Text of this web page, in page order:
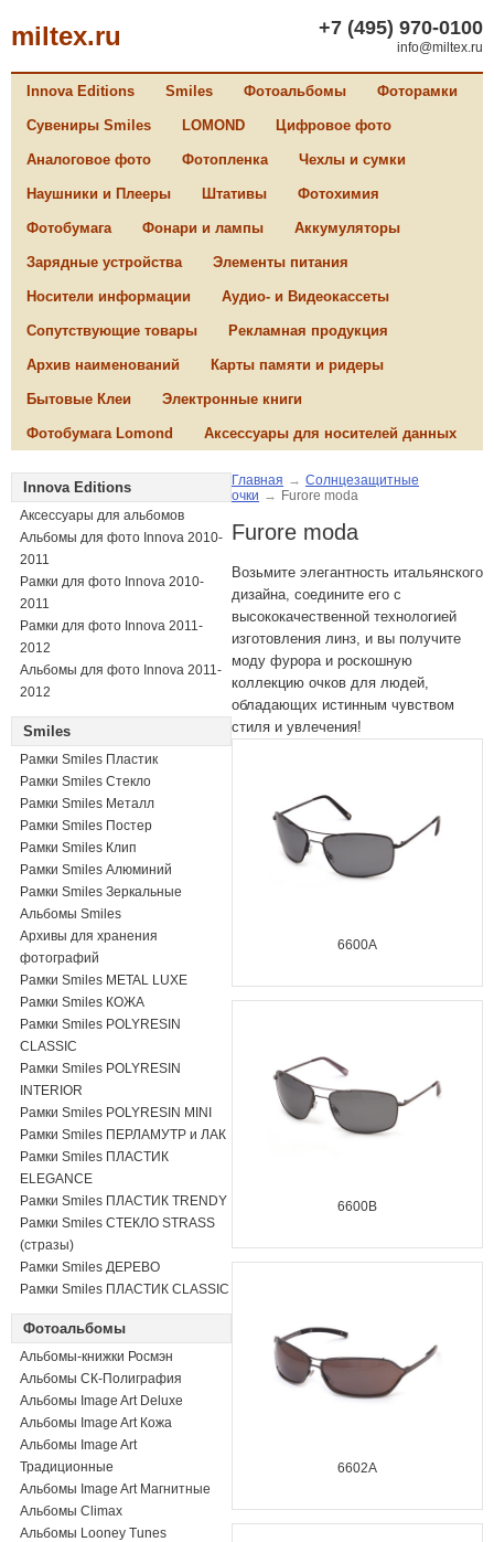
miltex.ru +7 (495) 970-0100
info@miltex.ru
Innova Editions Smiles Фотоальбомы Фоторамки
Сувениры Smiles LOMOND Цифровое фото
Аналоговое фото Фотопленка Чехлы и сумки
Наушники и Плееры Штативы Фотохимия
Фотобумага Фонари и лампы Аккумуляторы
Зарядные устройства Элементы питания
Носители информации Аудио- и Видеокассеты
Сопутствующие товары Рекламная продукция
Архив наименований Карты памяти и ридеры
Бытовые Клеи Электронные книги
Фотобумага Lomond Аксессуары для носителей данных
Innova Editions
Аксессуары для альбомов
Альбомы для фото Innova 2010-
2011
Рамки для фото Innova 2010-
2011
Рамки для фото Innova 2011-
2012
Альбомы для фото Innova 2011-
2012
Smiles
Рамки Smiles Пластик
Рамки Smiles Стекло
Рамки Smiles Металл
Рамки Smiles Постер
Рамки Smiles Клип
Рамки Smiles Алюминий
Рамки Smiles Зеркальные
Альбомы Smiles
Архивы для хранения
фотографий
Рамки Smiles METAL LUXE
Рамки Smiles КОЖА
Рамки Smiles POLYRESIN
CLASSIC
Рамки Smiles POLYRESIN
INTERIOR
Рамки Smiles POLYRESIN MINI
Рамки Smiles ПЕРЛАМУТР и ЛАК
Рамки Smiles ПЛАСТИК
ELEGANCE
Рамки Smiles ПЛАСТИК TRENDY
Рамки Smiles СТЕКЛО STRASS
(стразы)
Рамки Smiles ДЕРЕВО
Рамки Smiles ПЛАСТИК CLASSIC
Фотоальбомы
Альбомы-книжки Росмэн
Альбомы СК-Полиграфия
Альбомы Image Art Deluxe
Альбомы Image Art Кожа
Альбомы Image Art
Традиционные
Альбомы Image Art Магнитные
Альбомы Climax
Альбомы Looney Tunes
Главная → Солнцезащитные
очки → Furore moda
Furore moda
Возьмите элегантность итальянского
дизайна, соедините его с
высококачественной технологией
изготовления линз, и вы получите
моду фурора и роскошную
коллекцию очков для людей,
обладающих истинным чувством
стиля и увлечения!
6600A
6600B
6602A